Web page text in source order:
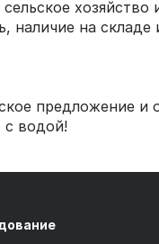
наличие на
предложение и
с водой!